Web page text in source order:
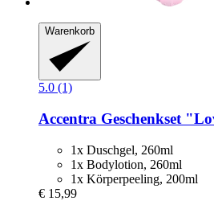
Warenkorb
5.0 (1)
Accentra Geschenkset
1x Duschgel, 260ml
1x Bodylotion, 260ml
1x Körperpeeling, 200ml
€ 15,99